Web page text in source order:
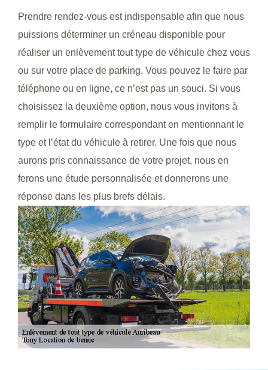
Prendre rendez-vous est indispensable afin que nous
puissions déterminer un créneau disponible pour
réaliser un enlèvement tout type de véhicule chez vous
ou sur votre place de parking. Vous pouvez le faire par
téléphone ou en ligne, ce n’est pas un souci. Si vous
choisissez la deuxième option, nous vous invitons à
remplir le formulaire correspondant en mentionnant le
type et l’état du véhicule à retirer. Une fois que nous
aurons pris connaissance de votre projet, nous en
ferons une étude personnalisée et donnerons une
réponse dans les plus brefs délais.